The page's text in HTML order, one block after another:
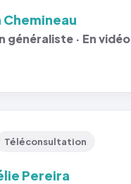
Chemineau
généraliste · En vidéo
Téléconsultation
Pereira